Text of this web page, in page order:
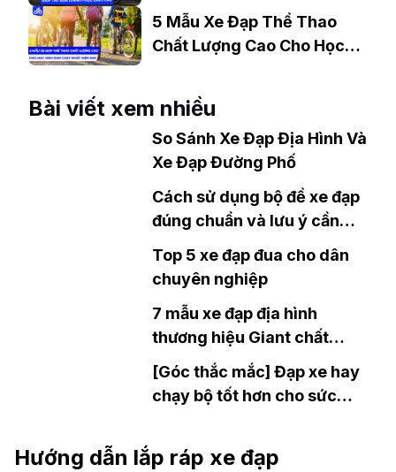
Chinh Phục Đỉnh Cao
5 Mẫu Xe Đạp Thể Thao
Chất Lượng Cao Cho Học
Bài viết xem nhiều
So Sánh Xe Đạp Địa Hình Và
Xe Đạp Đường Phố
Cách sử dụng bộ đề xe đạp
đúng chuẩn và lưu ý cần
Top 5 xe đạp đua cho dân
chuyên nghiệp
7 mẫu xe đạp địa hình
thương hiệu Giant chất
lượng nhất bạn phải biết?
[Góc thắc mắc] Đạp xe hay
chạy bộ tốt hơn cho sức
Hướng dẫn lắp ráp xe đạp